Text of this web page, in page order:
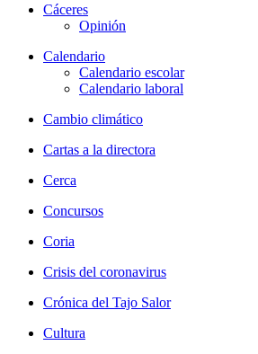
Cáceres
Opinión
Calendario
Calendario escolar
Calendario laboral
Cambio climático
Cartas a la directora
Cerca
Concursos
Coria
Crisis del coronavirus
Crónica del Tajo Salor
Cultura